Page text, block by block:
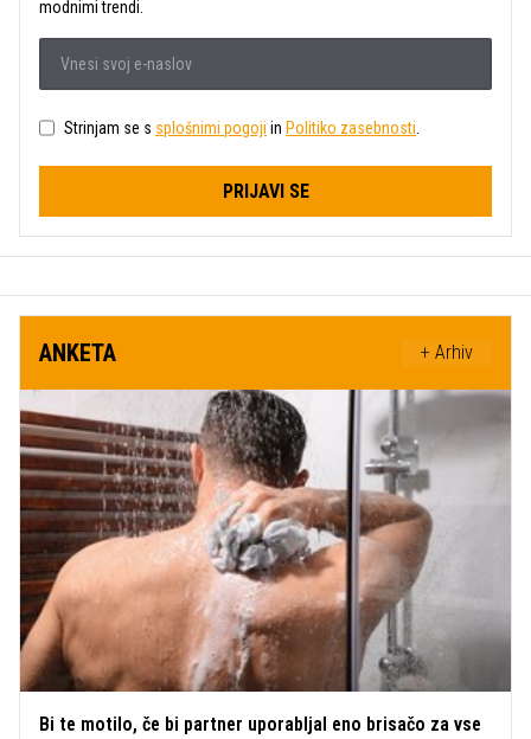
modnimi trendi.
Strinjam se s splošnimi pogoji in Politiko zasebnosti
PRIJAVI SE
ANKETA + Arhiv
Bi te motilo, če bi partner uporabljal eno brisačo za vse